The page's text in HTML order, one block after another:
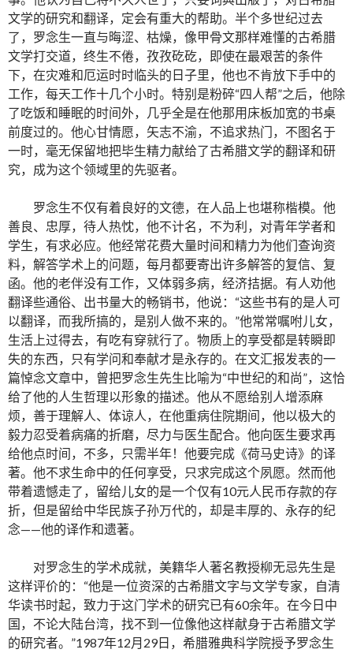
文学的研究和翻译，定会有重大的帮助。半个多世纪过去
了，罗念生一直与晦涩、枯燥，像甲骨文那样难懂的古希腊
文学打交道，终生不倦，孜孜矻矻，即使在最艰苦的条件
下，在灾难和厄运时时临头的日子里，他也不肯放下手中的
工作，每天工作十几个小时。特别是粉碎“四人帮”之后，他除
了吃饭和睡眠的时间外，几乎全是在他那用床板加宽的书桌
前度过的。他心甘情愿，矢志不渝，不追求热门，不图名于
一时，毫无保留地把毕生精力献给了古希腊文学的翻译和研
究，成为这个领域里的先驱者。
罗念生不仅有着良好的文德，在人品上也堪称楷模。他
善良、忠厚，待人热忱，他不计名，不为利，对青年学者和
学生，有求必应。他经常花费大量时间和精力为他们查询资
料，解答学术上的问题，每月都要寄出许多解答的复信、复
函。他的老伴没有工作，又体弱多病，经济拮据。有人劝他
翻译些通俗、出书量大的畅销书，他说：“这些书有的是人可
以翻译，而我所搞的，是别人做不来的。”他常常嘱咐儿女，
生活上过得去，有吃有穿就行了。物质上的享受都是转瞬即
失的东西，只有学问和奉献才是永存的。在文汇报发表的一
篇悼念文章中，曾把罗念生先生比喻为“中世纪的和尚”，这恰
给了他的人生哲理以形象的描述。他从不愿给别人增添麻
烦，善于理解人、体谅人，在他重病住院期间，他以极大的
毅力忍受着病痛的折磨，尽力与医生配合。他向医生要求再
给他点时间，不多，只需半年！他要完成《荷马史诗》的译
著。他不求生命中的任何享受，只求完成这个夙愿。然而他
带着遗憾走了，留给儿女的是一个仅有10元人民币存款的存
折，但是留给中华民族子孙万代的，却是丰厚的、永存的纪
念——他的译作和遗著。
对罗念生的学术成就，美籍华人著名教授柳无忌先生是
这样评价的：“他是一位资深的古希腊文字与文学专家，自清
华读书时起，致力于这门学术的研究已有60余年。在今日中
国，不论大陆台湾，找不到一位像他这样献身于古希腊文学
的研究者。”1987年12月29日，希腊雅典科学院授予罗念生